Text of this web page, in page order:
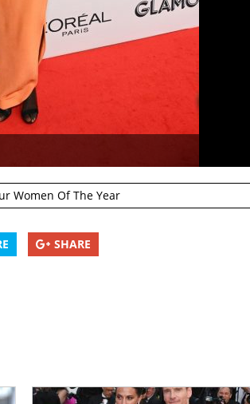
Women Of The Year
SHARE